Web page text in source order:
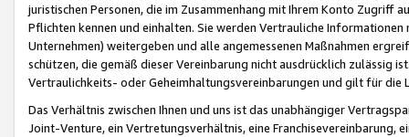
juristischen Personen, die im Zusammenhang mit Ihrem Konto
Pflichten kennen und einhalten. Sie werden Vertrauliche
Unternehmen) weitergeben und alle angemessenen Maßnahmen
schützen, die gemäß dieser Vereinbarung nicht ausdrücklich zulässig
Vertraulichkeits- oder Geheimhaltungsvereinbarungen und gilt für die
Das Verhältnis zwischen Ihnen und uns ist das unabhängiger
Joint-Venture, ein Vertretungsverhältnis, eine Franchisevereinbarung,